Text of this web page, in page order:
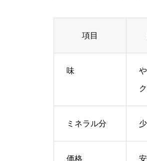
項目
味
ミネラル分
価格